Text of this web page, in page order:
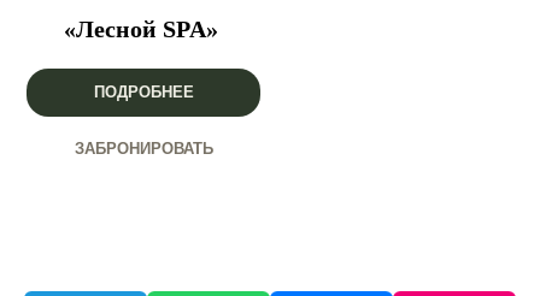
«Лесной SPA»
ПОДРОБНЕЕ
ЗАБРОНИРОВАТЬ